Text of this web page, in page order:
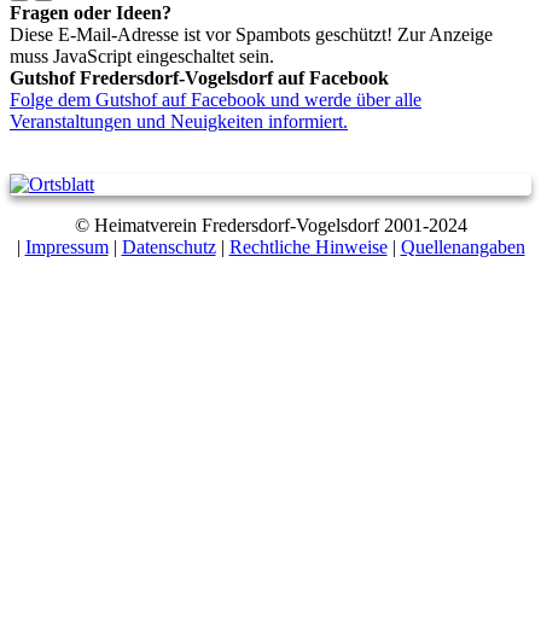
Fragen oder Ideen?
Diese E-Mail-Adresse ist vor Spambots geschützt! Zur Anzeige
muss JavaScript eingeschaltet sein.
Gutshof Fredersdorf-Vogelsdorf auf Facebook
Folge dem Gutshof auf Facebook und werde über alle
Veranstaltungen und Neuigkeiten informiert.
© Heimatverein Fredersdorf-Vogelsdorf 2001-2024
| Impressum| Datenschutz| Rechtliche Hinweise| Quellenangaben